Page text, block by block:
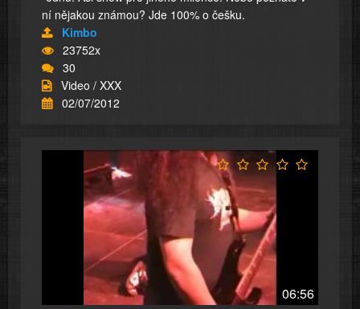
ní nějakou známou? Jde 100% o češku.
Kimbo
23752x
30
Video / XXX
02/07/2012
06:56